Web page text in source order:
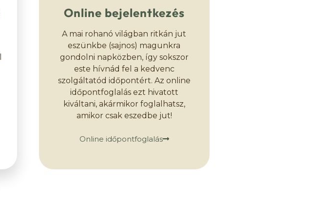
Online bejelentkezés
A mai rohanó világban ritkán jut
eszünkbe (sajnos) magunkra
gondolni napközben, így sokszor
este hívnád fel a kedvenc
szolgáltatód időpontért. Az online
időpontfoglalás ezt hivatott
kiváltani, akármikor foglalhatsz,
amikor csak eszedbe jut!
Online időpontfoglalás